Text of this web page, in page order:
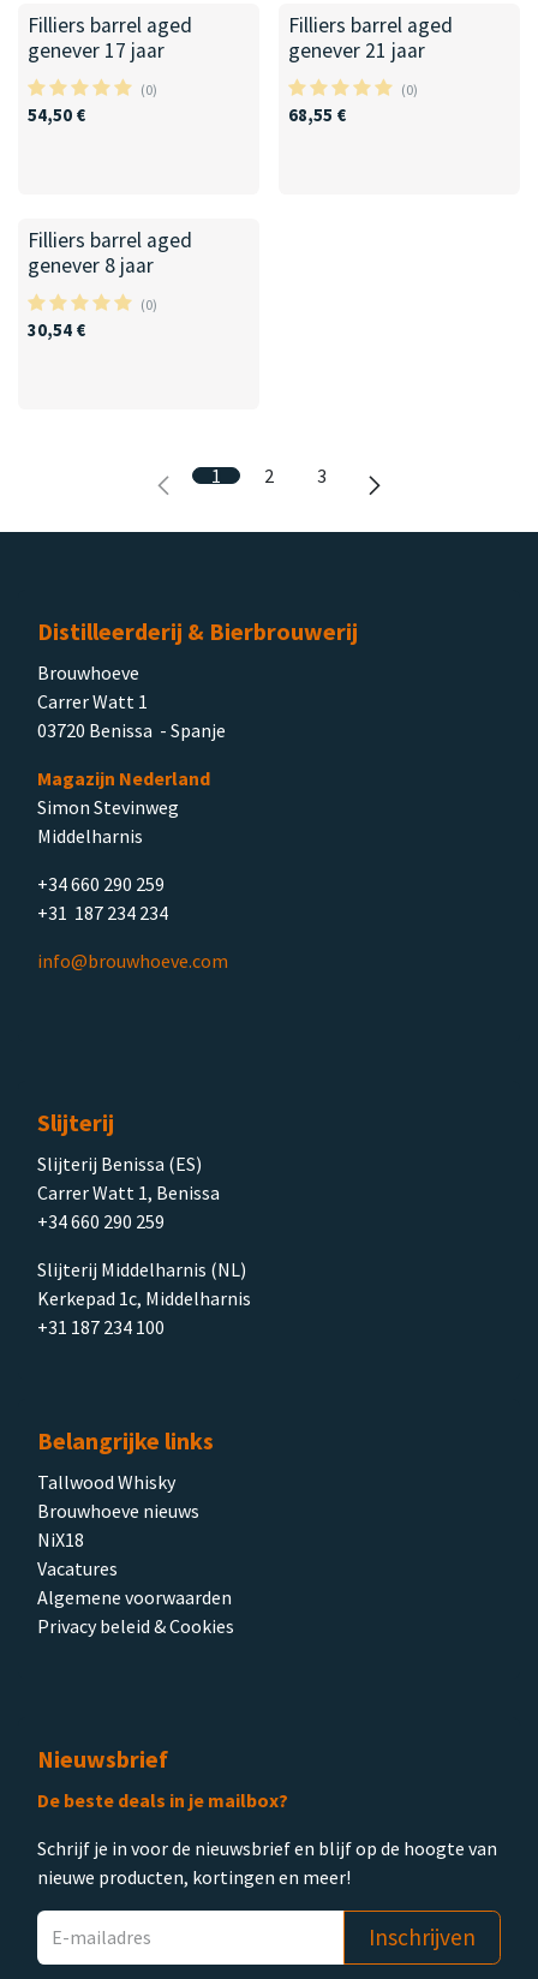
Filliers barrel aged
genever 17 jaar
(0)
54,50 €
Filliers barrel aged
genever 21 jaar
(0)
68,55 €
Filliers barrel aged
genever 8 jaar
(0)
30,54 €
1 2 3
Distilleerderij & Bierbrouwerij
Brouwhoeve
Carrer Watt 1
03720 Benissa - Spanje
Magazijn Nederland
Simon Stevinweg
Middelharnis
+34 660 290 259
+31 187 234 234
info@brouwhoeve.com
Slijterij
Slijterij Benissa (ES)
Carrer Watt 1, Benissa
+34 660 290 259
Slijterij Middelharnis (NL)
Kerkepad 1c, Middelharnis
+31 187 234 100
Belangrijke links
Tallwood Whisky
Brouwhoeve nieuws
NiX18
Vacatures
Algemene voorwaarden
Privacy beleid & Cookies
Nieuwsbrief
De beste deals in je mailbox?
Schrijf je in voor de nieuwsbrief en blijf op de hoogte van
nieuwe producten, kortingen en meer!
Inschrijven